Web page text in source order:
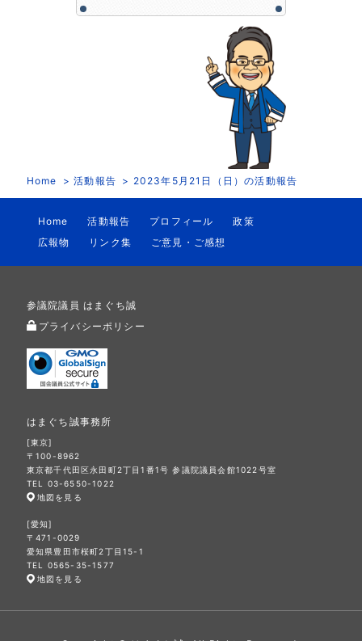
Home 活動報告 2023年5月21日（日）の活動報告
Home 活動報告 プロフィール
政策
広報物
リンク集 ご意見・ご感想
参議院議員 はまぐち誠
プライバシーポリシー
はまぐち誠事務所
[東京]
〒100-8962
東京都千代田区永田町2丁目1番1号 参議院議員会館1022号室
TEL 03-6550-1022
地図を見る
[愛知]
〒471-0029
愛知県豊田市桜町2丁目15-1
TEL 0565-35-1577
地図を見る